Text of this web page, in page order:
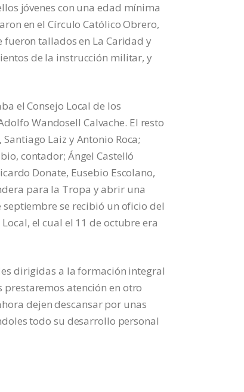
jóvenes con una edad mínima
en el Círculo Católico Obrero,
fueron tallados en La Caridad y
de la instrucción militar, y
el Consejo Local de los
Wandosell Calvache. El resto
Laiz y Antonio Roca;
contador; Ángel Castelló
Donate, Eusebio Escolano,
para la Tropa y abrir una
se recibió un oficio del
el cual el 11 de octubre era
dirigidas a la formación integral
atención en otro
dejen descansar por unas
todo su desarrollo personal